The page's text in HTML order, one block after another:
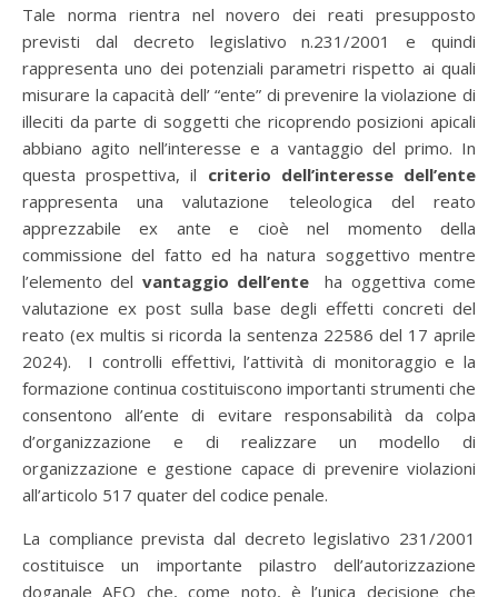
Tale norma rientra nel novero dei reati presupposto
previsti dal decreto legislativo n.231/2001 e quindi
rappresenta uno dei potenziali parametri rispetto ai quali
misurare la capacità dell’ “ente” di prevenire la violazione di
illeciti da parte di soggetti che ricoprendo posizioni apicali
abbiano agito nell’interesse e a vantaggio del primo. In
questa prospettiva, il criterio dell’interesse dell’ente
rappresenta una valutazione teleologica del reato
apprezzabile ex ante e cioè nel momento della
commissione del fatto ed ha natura soggettivo mentre
l’elemento del vantaggio dell’ente
ha oggettiva come
valutazione ex post sulla base degli effetti concreti del
reato (ex multis si ricorda la sentenza 22586 del 17 aprile
2024). I controlli effettivi, l’attività di monitoraggio e la
formazione continua costituiscono importanti strumenti che
consentono all’ente di evitare responsabilità da colpa
d’organizzazione e di realizzare un modello di
organizzazione e gestione capace di prevenire violazioni
all’articolo 517 quater del codice penale.
La compliance prevista dal decreto legislativo 231/2001
costituisce un importante pilastro dell’autorizzazione
doganale AEO che, come noto, è l’unica decisione che